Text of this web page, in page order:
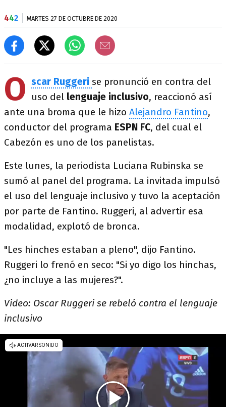
442 MARTES 27 DE OCTUBRE DE 2020
O scar Ruggeri se pronunció en contra del
uso del lenguaje inclusivo, reaccionó así
ante una broma que le hizo Alejandro Fantino,
conductor del programa ESPN FC, del cual el
Cabezón es uno de los panelistas.
Este lunes, la periodista Luciana Rubinska se
sumó al panel del programa. La invitada impulsó
el uso del lenguaje inclusivo y tuvo la aceptación
por parte de Fantino. Ruggeri, al advertir esa
modalidad, explotó de bronca.
"Les hinches estaban a pleno", dijo Fantino.
Ruggeri lo frenó en seco: "Si yo digo los hinchas,
¿no incluye a las mujeres?".
Video: Oscar Ruggeri se rebeló contra el lenguaje
inclusivo